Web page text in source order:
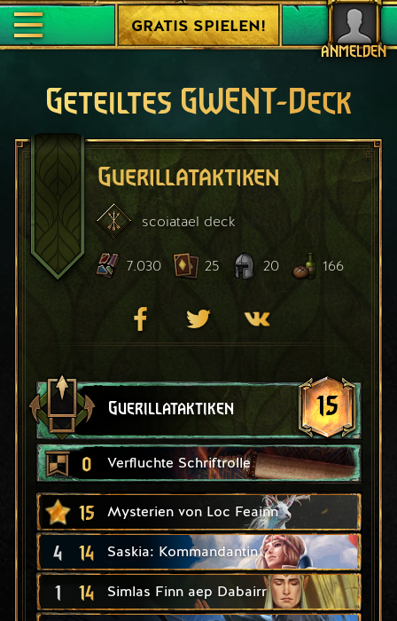
ANMELDEN
GRATIS SPIELEN!
Geteiltes GWENT-Deck
Guerillataktiken
scoiatael deck
7.030 25 20 166
Guerillataktiken 15
0 Verfluchte Schriftrolle
15 Mysterien von Loc Feainn
4 14 Saskia: Kommandantin
1 14 Simlas Finn aep Dabairr